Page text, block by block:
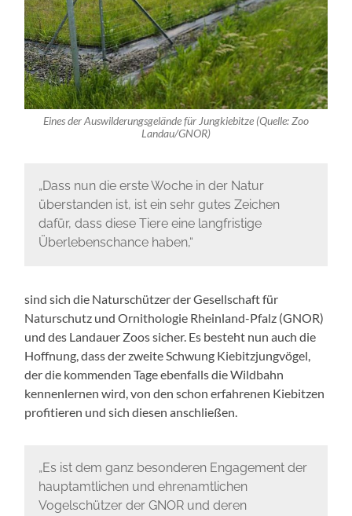
Eines der Auswilderungsgelände für Jungkiebitze (Quelle: Zoo
Landau/GNOR)
„Dass nun die erste Woche in der Natur
überstanden ist, ist ein sehr gutes Zeichen
dafür, dass diese Tiere eine langfristige
Überlebenschance haben,“
sind sich die Naturschützer der Gesellschaft für
Naturschutz und Ornithologie Rheinland-Pfalz (GNOR)
und des Landauer Zoos sicher. Es besteht nun auch die
Hoffnung, dass der zweite Schwung Kiebitzjungvögel,
der die kommenden Tage ebenfalls die Wildbahn
kennenlernen wird, von den schon erfahrenen Kiebitzen
profitieren und sich diesen anschließen.
„Es ist dem ganz besonderen Engagement der
hauptamtlichen und ehrenamtlichen
Vogelschützer der GNOR und deren